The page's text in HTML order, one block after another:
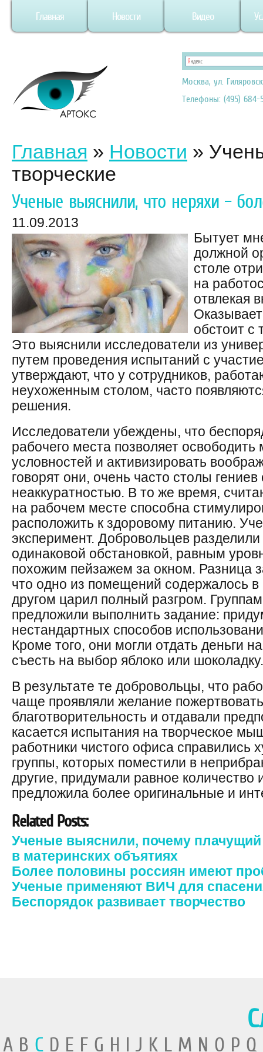
Главная Новости Видео
Москва, ул.
Телефоны: (495) 684-
Главная » Новости »
творческие
Ученые выяснили, что неряхи –
11.09.2013
Бытует
должной
столе
на
отвлекая
обстоит с
Это выяснили исследователи из
путем проведения испытаний с
утверждают, что у сотрудников,
неухоженным столом, часто
решения.
Исследователи убеждены, что
рабочего места позволяет
условностей и активизировать
говорят они, очень часто столы
неаккуратностью. В то же время,
на рабочем месте способна
расположить к здоровому питанию.
эксперимент. Добровольцев
одинаковой обстановкой, равным
похожим пейзажем за окном. Разница
что одно из помещений содержалось
другом царил полный разгром.
предложили выполнить задание:
нестандартных способов
Кроме того, они могли отдать деньги
съесть на выбор яблоко или шоколадку.
В результате те добровольцы, что
чаще проявляли желание
благотворительность и отдавали
касается испытания на творческое
работники чистого офиса справились
группы, которых поместили в
другие, придумали равное количество
предложила более оригинальные и
Related Posts:
Ученые выяснили, почему плачущий
в материнских объятиях
Более половины россиян имеют
Ученые применяют ВИЧ для
Беспорядок развивает творчество
A B CD E F G H I J K L M N O P